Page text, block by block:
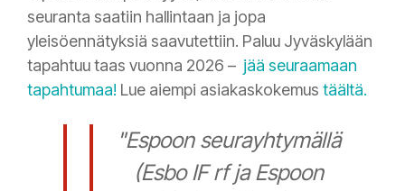
seuranta saatiin hallintaan ja jopa
yleisöennätyksiä saavutettiin. Paluu Jyväskylään
tapahtuu taas vuonna 2026 – jää seuraamaan
tapahtumaa! Lue aiempi asiakaskokemus täältä.
"Espoon seurayhtymällä
(Esbo IF rf ja Espoon